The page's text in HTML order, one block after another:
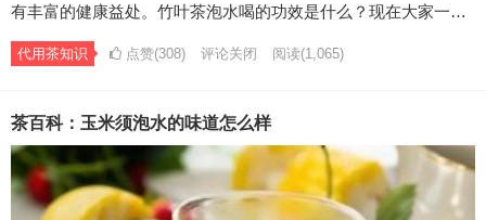
有丰富的健康益处。竹叶茶泡水喝的功效是什么？现在大家一…
代用茶知识 点赞(308) 评论关闭 阅读(1,065)
茶百科：玉米须泡水的味道怎么样